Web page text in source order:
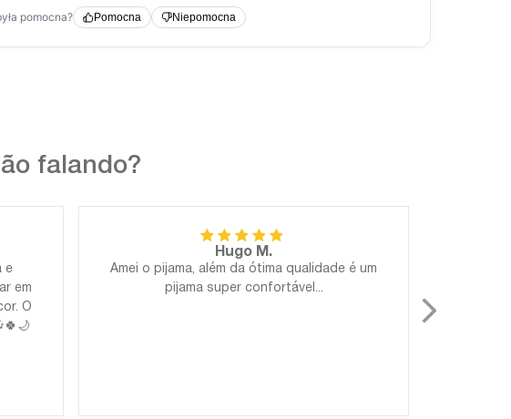
falando?
e
em
O
Hugo M.
Amei o pijama, além da ótima qualidade é um
pijama super confortável...